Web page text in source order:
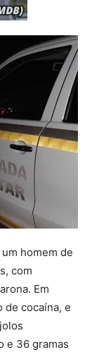
homem de
com
Em
de cocaína, e
e 36 gramas